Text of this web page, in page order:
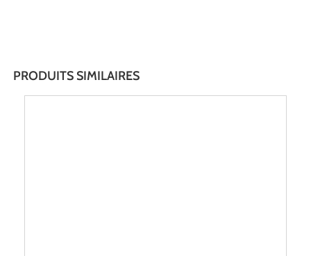
PRODUITS SIMILAIRES